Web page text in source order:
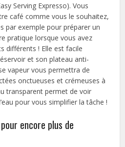
Serving Expresso). Vous
café comme vous le souhaitez,
par exemple pour préparer un
pratique lorsque vous avez
différents ! Elle est facile
et son plateau anti-
vapeur vous permettra de
onctueuses et crémeuses à
transparent permet de voir
pour vous simplifier la tâche !
encore plus de